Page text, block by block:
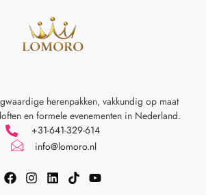
herenpakken, vakkundig op maat
en formele evenementen in Nederland.
+31-641-329-614
info@lomoro.nl